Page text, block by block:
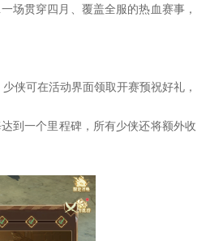
场贯穿四月、覆盖全服的热血赛事，
侠可在活动界面领取开赛预祝好礼，
到一个里程碑，所有少侠还将额外收